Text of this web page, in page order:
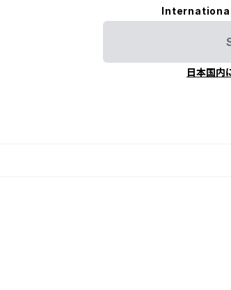
日本国内